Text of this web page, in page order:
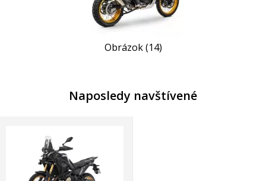
Obrázok (14)
Naposledy navštívené